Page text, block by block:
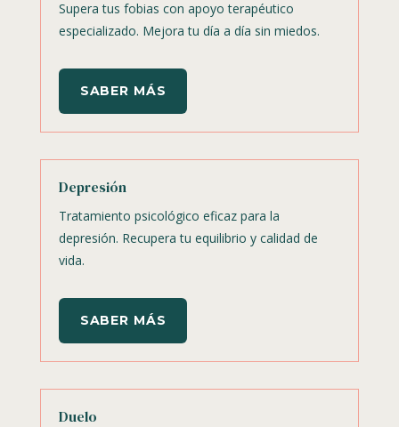
Supera tus fobias con apoyo terapéutico
especializado. Mejora tu día a día sin miedos.
SABER MÁS
Depresión
Tratamiento psicológico eficaz para la
depresión. Recupera tu equilibrio y calidad de
vida.
SABER MÁS
Duelo